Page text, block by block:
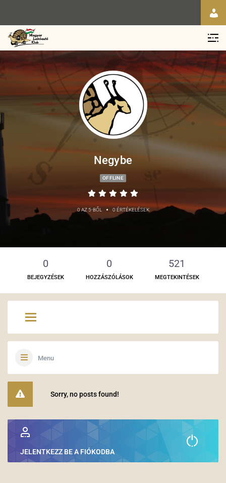
Negybe
OFFLINE
0 AZ 5-BŐL • 0 ÉRTÉKELÉSEK
0
BEJEGYZÉSEK
0
HOZZÁSZÓLÁSOK
521
MEGTEKINTÉSEK
Menu
Sorry, no posts found!
JELENTKEZZ BE A FIÓKODBA